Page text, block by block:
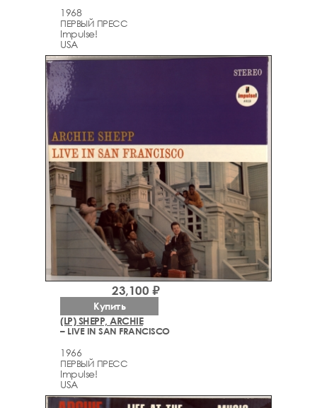
1968
ПЕРВЫЙ ПРЕСС
Impulse!
USA
(LP) SHEPP, ARCHIE
– LIVE IN SAN FRANCISCO
1966
ПЕРВЫЙ ПРЕСС
Impulse!
USA
23,100 ₽
Купить